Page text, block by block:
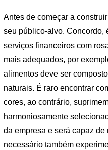
Antes de começar a
seu público-alvo. Concordo,
serviços financeiros com
mais adequados, por
alimentos deve ser
naturais. É raro encontrar
cores, ao contrário,
harmoniosamente
da empresa e será capaz
necessário também